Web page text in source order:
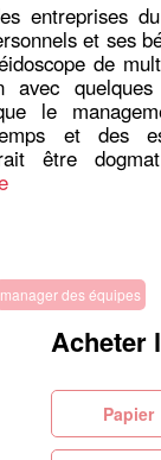
entreprises
et ses
de
avec quelques
le
et des
être
manager des équipes
Acheter